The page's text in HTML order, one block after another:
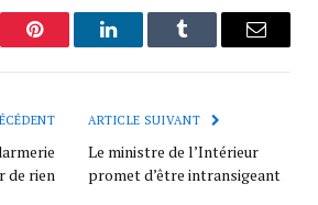
Pinterest LinkedInTumblr
de rien
ARTICLE SUIVANT
Le ministre de l’Intérieur
promet d’être intransigeant